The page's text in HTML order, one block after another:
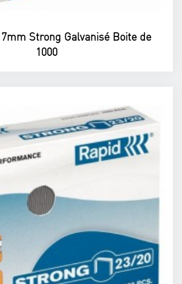
Strong Galvanisé Boite de
1000